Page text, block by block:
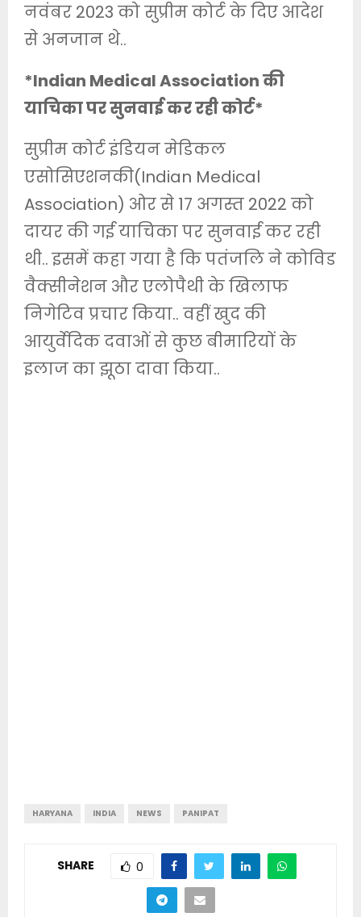
नवंबर 2023 को सुप्रीम कोर्ट के दिए आदेश
से अनजान थे..
*Indian Medical Association की
याचिका पर सुनवाई कर रही कोर्ट*
सुप्रीम कोर्ट इंडियन मेडिकल
एसोसिएशनकी(Indian Medical
Association) ओर से 17 अगस्त 2022 को
दायर की गई याचिका पर सुनवाई कर रही
थी.. इसमें कहा गया है कि पतंजलि ने कोविड
वैक्सीनेशन और एलोपैथी के खिलाफ
निगेटिव प्रचार किया.. वहीं खुद की
आयुर्वेदिक दवाओं से कुछ बीमारियों के
इलाज का झूठा दावा किया..
HARYANA INDIA NEWS PANIPAT
SHARE 0